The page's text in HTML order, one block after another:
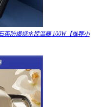
英防爆烧水控温器 100W【推荐小